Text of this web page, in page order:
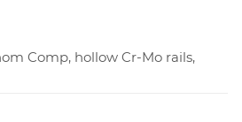
Comp, hollow Cr-Mo rails,